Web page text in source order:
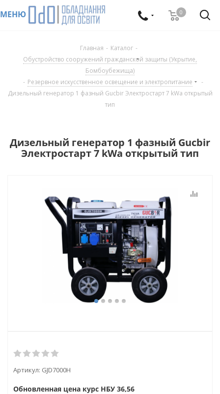
МЕНЮ 0
Главная - Каталог -
Обустройство сооружений гражданской защиты (Укрытие,
Бомбоубежища)
- Резервное искусственное освещение и электропитание
-
Дизельный генератор 1 фазный Gucbir Электростарт 7 kWa открытый
тип
Дизельный генератор 1 фазный Gucbir
Электростарт 7 kWa открытый тип
Артикул: GJD7000H
Обновленная цена курс НБУ 36,56